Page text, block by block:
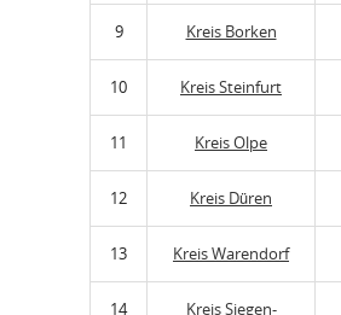
9 Kreis Borken
10 Kreis Steinfurt
11 Kreis Olpe
12 Kreis Düren
13 Kreis Warendorf
14
Kreis Siegen-